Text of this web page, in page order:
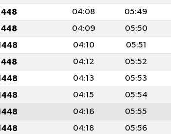
04:08 05:49
04:09 05:50
04:10 05:51
04:12 05:52
04:13 05:53
04:15 05:54
04:16 05:55
04:18 05:56